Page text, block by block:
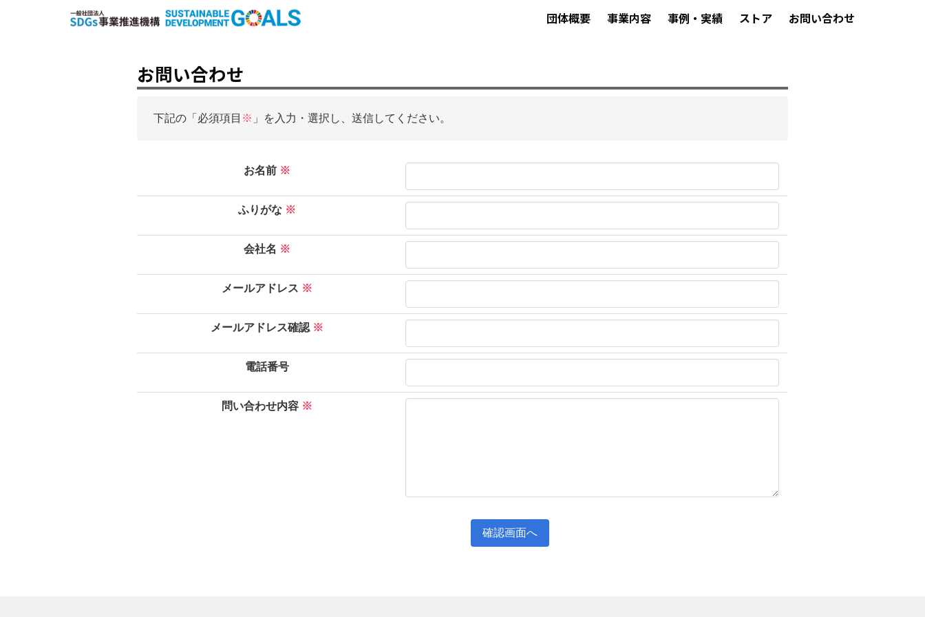
団体概要 事業内容 事例・実績 ストア お問い合わせ
お問い合わせ
下記の「必須項目 ※ 」を入力・選択し、送信してください。
お名前 ※
ふりがな ※
会社名 ※
メールアドレス ※
メールアドレス確認 ※
電話番号
問い合わせ内容 ※